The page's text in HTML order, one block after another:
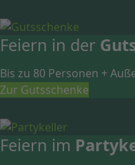
Feiern in der
Bis zu 80 Personen +
Zur Gutsschenke
Feiern im